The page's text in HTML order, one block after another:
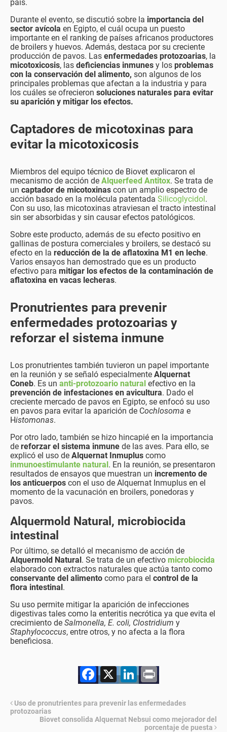
país.
Durante el evento, se discutió sobre la importancia del
sector avícola en Egipto, el cuál ocupa un puesto
importante en el ranking de países africanos productores
de broilers y huevos. Además, destaca por su creciente
producción de pavos. Las enfermedades protozoarias, la
micotoxicosis, las deficiencias inmunes y los problemas
con la conservación del alimento, son algunos de los
principales problemas que afectan a la industria y para
los cuáles se ofrecieron soluciones naturales para evitar
su aparición y mitigar los efectos.
Captadores de micotoxinas para
evitar la micotoxicosis
Miembros del equipo técnico de Biovet explicaron el
mecanismo de acción de Alquerfeed Antitox. Se trata de
un captador de micotoxinas con un amplio espectro de
acción basado en la molécula patentada Silicoglycidol.
Con su uso, las micotoxinas atraviesan el tracto intestinal
sin ser absorbidas y sin causar efectos patológicos.
Sobre este producto, además de su efecto positivo en
gallinas de postura comerciales y broilers, se destacó su
efecto en la reducción de la de aflatoxina M1 en leche.
Varios ensayos han demostrado que es un producto
efectivo para mitigar los efectos de la contaminación de
aflatoxina en vacas lecheras.
Pronutrientes para prevenir
enfermedades protozoarias y
reforzar el sistema inmune
Los pronutrientes también tuvieron un papel importante
en la reunión y se señaló especialmente Alquernat
Coneb. Es un anti-protozoario natural efectivo en la
prevención de infestaciones en avicultura. Dado el
creciente mercado de pavos en Egipto, se enfocó su uso
en pavos para evitar la aparición de Cochlosoma e
Histomonas.
Por otro lado, también se hizo hincapié en la importancia
de reforzar el sistema inmune de las aves. Para ello, se
explicó el uso de Alquernat Inmuplus como
inmunoestimulante natural. En la reunión, se presentaron
resultados de ensayos que muestran un incremento de
los anticuerpos con el uso de Alquernat Inmuplus en el
momento de la vacunación en broilers, ponedoras y
pavos.
Alquermold Natural, microbiocida
intestinal
Por último, se detalló el mecanismo de acción de
Alquermold Natural. Se trata de un efectivo microbiocida
elaborado con extractos naturales que actúa tanto como
conservante del alimento como para el control de la
flora intestinal.
Su uso permite mitigar la aparición de infecciones
digestivas tales como la enteritis necrótica ya que evita el
crecimiento de Salmonella, E. coli, Clostridium y
Staphylococcus, entre otros, y no afecta a la flora
beneficiosa.
Facebook
X LinkedIn
Print
Uso de pronutrientes para prevenir las enfermedades
protozoarias
Biovet consolida Alquernat Nebsui como mejorador del
porcentaje de puesta